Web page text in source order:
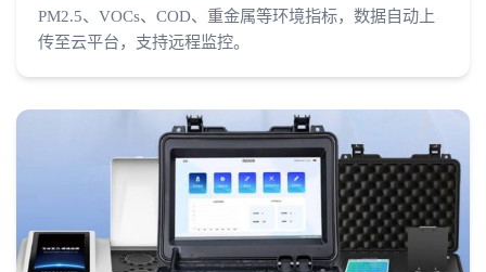
PM2.5、VOCs、COD、重金属等环境指标，数据自动上
传至云平台，支持远程监控。